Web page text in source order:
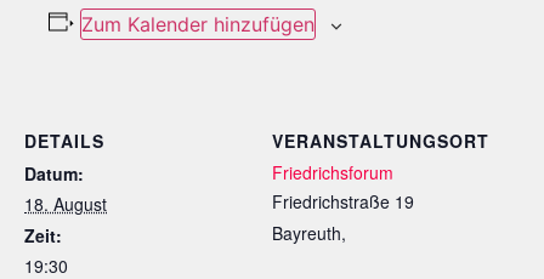
Zum Kalender hinzufügen
DETAILS
Datum:
18. August
Zeit:
19:30
VERANSTALTUNGSORT
Friedrichsforum
Friedrichstraße 19
Bayreuth,